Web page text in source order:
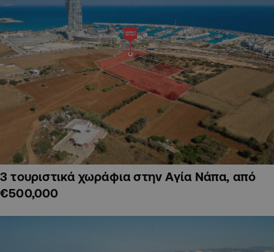
3 τουριστικά χωράφια στην Αγία Νάπα, από
€500,000